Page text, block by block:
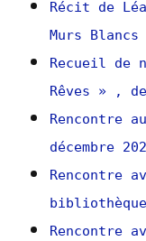
Récit de Léa
Murs Blancs
Recueil de
Rêves » ,
Rencontre
décembre
Rencontre
Rencontre